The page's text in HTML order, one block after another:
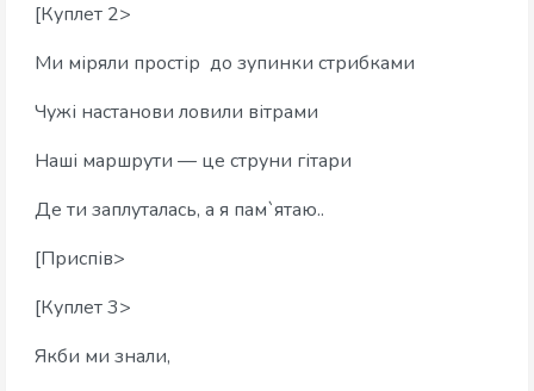
[Куплет 2>
Ми міряли простір до зупинки стрибками
Чужі настанови ловили вітрами
Наші маршрути — це струни гітари
Де ти заплуталась, а я пам`ятаю..
[Приспів>
[Куплет 3>
Якби ми знали,